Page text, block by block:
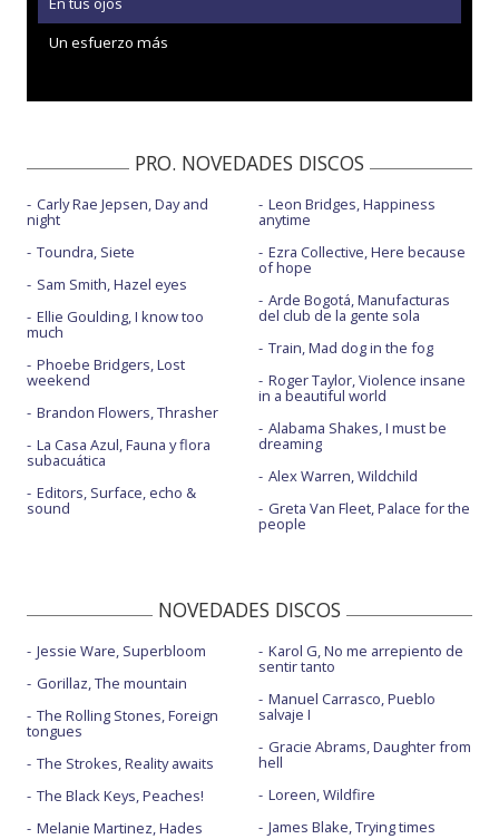
Un esfuerzo más
PRO. NOVEDADES DISCOS
Carly Rae Jepsen, Day and
night
Toundra, Siete
Sam Smith, Hazel eyes
Ellie Goulding, I know too
much
Phoebe Bridgers, Lost
weekend
Brandon Flowers, Thrasher
La Casa Azul, Fauna y flora
subacuática
Editors, Surface, echo &
sound
Leon Bridges, Happiness
anytime
Ezra Collective, Here because
of hope
Arde Bogotá, Manufacturas
del club de la gente sola
Train, Mad dog in the fog
Roger Taylor, Violence insane
in a beautiful world
Alabama Shakes, I must be
dreaming
Alex Warren, Wildchild
Greta Van Fleet, Palace for the
people
NOVEDADES DISCOS
Jessie Ware, Superbloom
Gorillaz, The mountain
The Rolling Stones, Foreign
tongues
The Strokes, Reality awaits
The Black Keys, Peaches!
Melanie Martinez, Hades
Karol G, No me arrepiento de
sentir tanto
Manuel Carrasco, Pueblo
salvaje I
Gracie Abrams, Daughter from
hell
Loreen, Wildfire
James Blake, Trying times